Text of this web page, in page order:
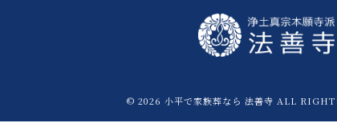
© 2026 小平で家族葬なら 法善寺 ALL